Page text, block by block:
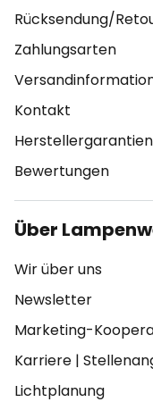
Rücksendung/
Zahlungsarten
Kontakt
Herstellergarantien
Bewertungen
Über
Wir über uns
Newsletter
Marketing-
Karriere |
Lichtplanung